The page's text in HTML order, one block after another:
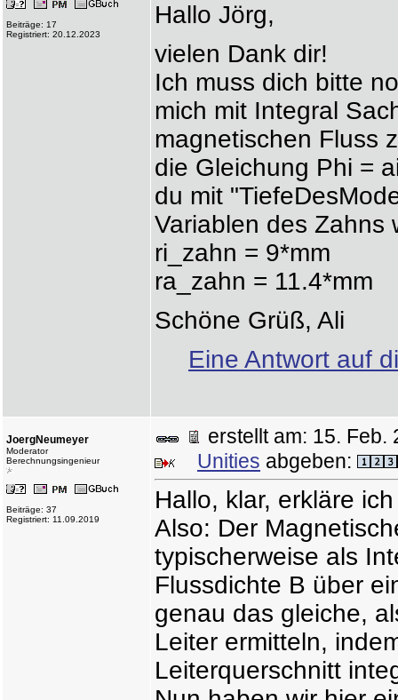
Beiträge: 17
Registriert: 20.12.2023
Hallo Jörg,
vielen Dank dir!
Ich muss dich bitte
mich mit Integral
magnetischen Fluss
die Gleichung Phi =
du mit
Variablen des Zahns
ri_zahn =
ra_zahn =
Schöne Grüß, Ali
Eine Antwort auf
JoergNeumeyer
Moderator
Berechnungsingenieur
Beiträge: 37
Registriert: 11.09.2019
erstellt am: 15.
Unities abgeben:
Hallo, klar, erkläre
Also: Der
typischerweise als
Flussdichte B über
genau das gleiche,
Leiter ermitteln,
Leiterquerschnitt